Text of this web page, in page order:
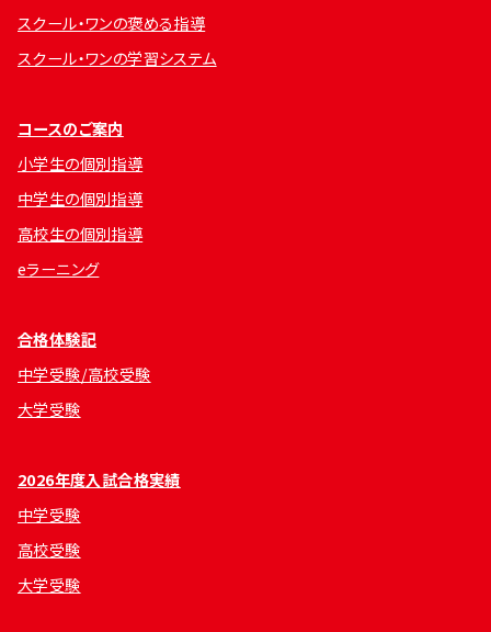
スクール・ワンの褒める指導
スクール・ワンの学習システム
コースのご案内
小学生の個別指導
中学生の個別指導
高校生の個別指導
eラーニング
合格体験記
中学受験/高校受験
大学受験
2026年度入試合格実績
中学受験
高校受験
大学受験